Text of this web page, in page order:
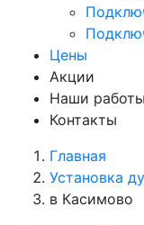
Цены
Акции
Наши работы
Контакты
Главная
Установка
в Касимово